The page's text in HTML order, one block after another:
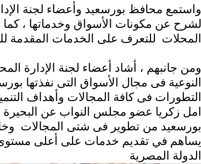
واستمع محافظ بورسعيد وأعضاء لجنة
لشرح عن مكونات الأسواق وخدماتها ، كما
المحلات للتعرف على الخدمات المقدمة
ومن جانبهم ، أشاد أعضاء لجنة الإدارة
النوعية فى مجال الأسواق التى نفذتها
التطورات فى كافة المجالات وأهداف
امل زكريا عضو مجلس النواب عن البحيرة
بورسعيد من تطوير فى شتى المجالات
يساهم في تقديم خدمات على أعلى
الدولة المصرية